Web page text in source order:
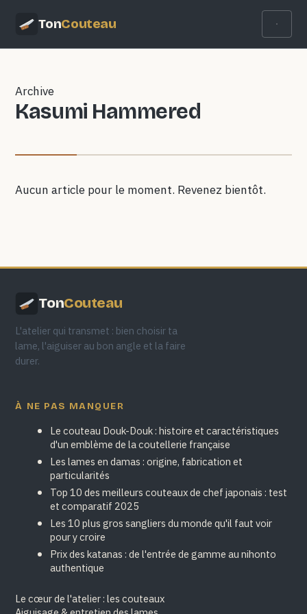
TonCouteau
Archive
Kasumi Hammered
Aucun article pour le moment. Revenez bientôt.
TonCouteau
L'atelier qui transmet : bien choisir ta
lame, l'aiguiser au bon angle et la faire
durer.
À NE PAS MANQUER
Le couteau Douk-Douk : histoire et caractéristiques
d'un emblème de la coutellerie française
Les lames en damas : origine, fabrication et
particularités
Top 10 des meilleurs couteaux de chef japonais : test
et comparatif 2025
Les 10 plus gros sangliers du monde qu'il faut voir
pour y croire
Prix des katanas : de l'entrée de gamme au nihonto
authentique
Le cœur de l'atelier : les couteaux